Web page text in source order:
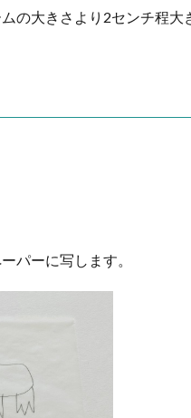
の大きさより2センチ程大
パーに写します。